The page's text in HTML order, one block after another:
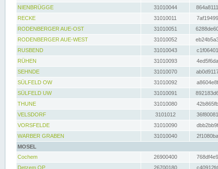
NIENBRÜGGE
31010044
RECKE
31010011
RODENBERGER AUE-OST
31010051
RODENBERGER AUE-WEST
31010052
RUSBEND
31010043
RÜHEN
31010093
SEHNDE
31010070
SÜLFELD OW
31010092
SÜLFELD UW
31010091
THUNE
31010080
VELSDORF
3101012
VORSFELDE
31010090
WARBER GRABEN
31010040
MOSEL
Cochem
26900400
Detzem OP
26700180